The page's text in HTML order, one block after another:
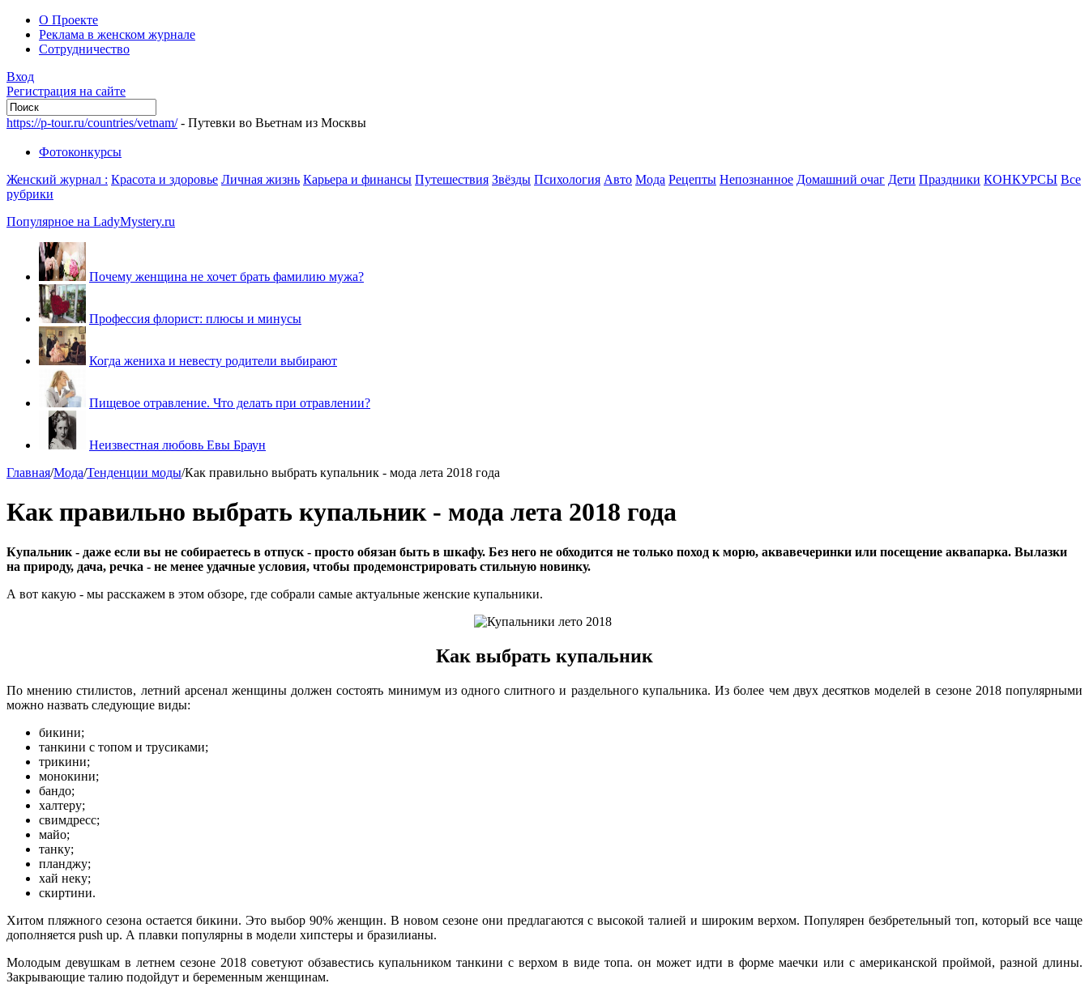
О Проекте
Реклама в женском журнале
Сотрудничество
Вход
Регистрация на сайте
https://p-tour.ru/countries/vetnam/- Путевки во Вьетнам из Москвы
Фотоконкурсы
Женский журнал : Красота и здоровье Личная жизнь Карьера и финансы Путешествия Звёзды Психология Авто Мода Рецепты Непознанное Домашний очаг Дети Праздники КОНКУРСЫ Все
рубрики
Популярное на LadyMystery.ru
Почему женщина не хочет брать фамилию мужа?
Профессия флорист: плюсы и минусы
Когда жениха и невесту родители выбирают
Пищевое отравление. Что делать при отравлении?
Неизвестная любовь Евы Браун
Главная/Мода/Тенденции моды/Как правильно выбрать купальник - мода лета 2018 года
Как правильно выбрать купальник - мода лета 2018 года
Купальник - даже если вы не собираетесь в отпуск - просто обязан быть в шкафу. Без него не обходится не только поход к морю, аквавечеринки или посещение аквапарка. Вылазки
на природу, дача, речка - не менее удачные условия, чтобы продемонстрировать стильную новинку.
А вот какую - мы расскажем в этом обзоре, где собрали самые актуальные женские купальники.
Как выбрать купальник
По мнению стилистов, летний арсенал женщины должен состоять минимум из одного слитного и раздельного купальника. Из более чем двух десятков моделей в сезоне 2018 популярными
можно назвать следующие виды:
бикини;
танкини с топом и трусиками;
трикини;
монокини;
бандо;
халтеру;
свимдресс;
майо;
танку;
планджу;
хай неку;
скиртини.
Хитом пляжного сезона остается бикини. Это выбор 90% женщин. В новом сезоне они предлагаются с высокой талией и широким верхом. Популярен безбретельный топ, который все чаще
дополняется push up. А плавки популярны в модели хипстеры и бразилианы.
Молодым девушкам в летнем сезоне 2018 советуют обзавестись купальником танкини с верхом в виде топа. он может идти в форме маечки или с американской проймой, разной длины.
Закрывающие талию подойдут и беременным женщинам.